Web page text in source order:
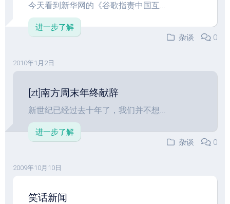
今天看到新华网的《谷歌指责中国互...
进一步了解
杂谈
0
2010年1月2日
[zt]南方周末年终献辞
新世纪已经过去十年了，我们并不想...
进一步了解
杂谈
0
2009年10月10日
笑话新闻